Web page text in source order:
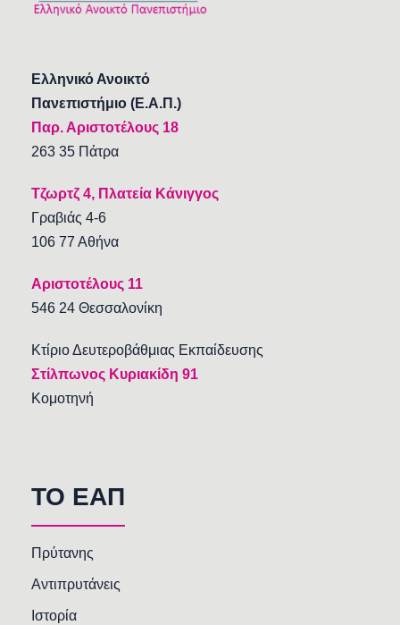
Ελληνικό Ανοικτό
Πανεπιστήμιο (Ε.Α.Π.)
Παρ. Αριστοτέλους 18
263 35 Πάτρα
Τζωρτζ 4, Πλατεία Κάνιγγος
Γραβιάς 4-6
106 77 Αθήνα
Αριστοτέλους 11
546 24 Θεσσαλονίκη
Κτίριο Δευτεροβάθμιας Εκπαίδευσης
Στίλπωνος Κυριακίδη 91
Κομοτηνή
TO EAΠ
Πρύτανης
Αντιπρυτάνεις
Ιστορία